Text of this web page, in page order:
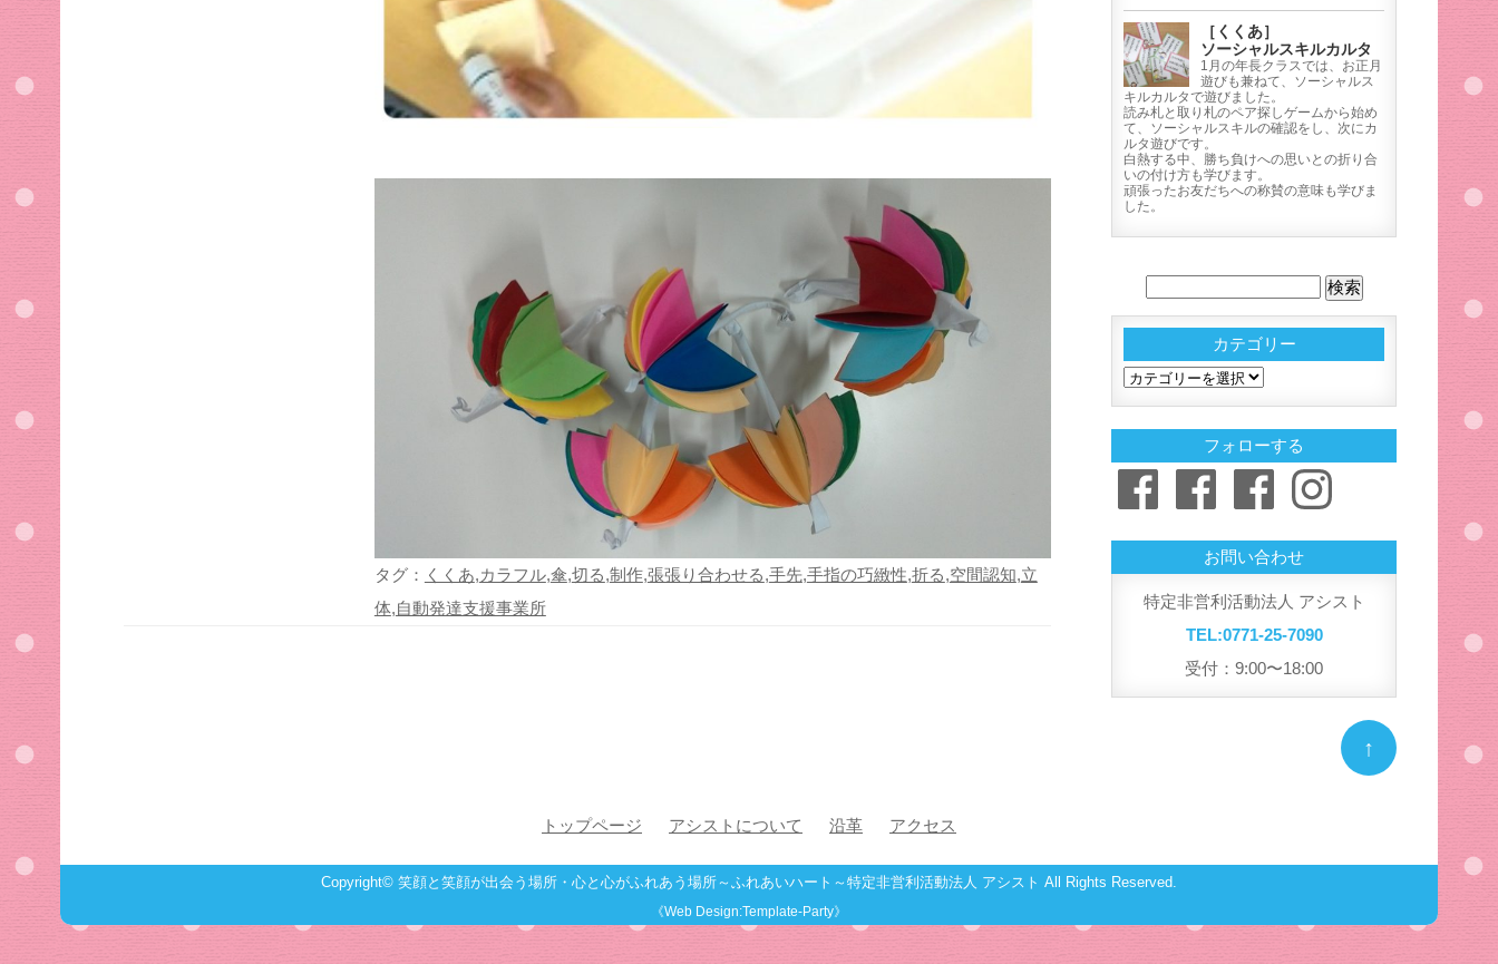
タグ： くくあ,カラフル,傘,切る,制作,張張り合わせる,手先,手指の巧緻性,折る,空間認知,立
体,自動発達支援事業所
［くくあ］
ソーシャルスキルカルタ
1月の年長クラスでは、お正月
遊びも兼ねて、ソーシャルス
キルカルタで遊びました。
読み札と取り札のペア探しゲームから始め
て、ソーシャルスキルの確認をし、次にカ
ルタ遊びです。
白熱する中、勝ち負けへの思いとの折り合
いの付け方も学びます。
頑張ったお友だちへの称賛の意味も学びま
した。
カテゴリー
カ
テ
リ
ー
フォローする
FacebookFacebookFacebookInstagram
お問い合わせ
特定非営利活動法人 アシスト
TEL:0771-25-7090
受付：9:00〜18:00
↑
トップページ アシストについて 沿革 アクセス
Copyright© 笑顔と笑顔が出会う場所・心と心がふれあう場所～ふれあいハート～特定非営利活動法人 アシスト All Rights Reserved.
《Web Design:Template-Party》